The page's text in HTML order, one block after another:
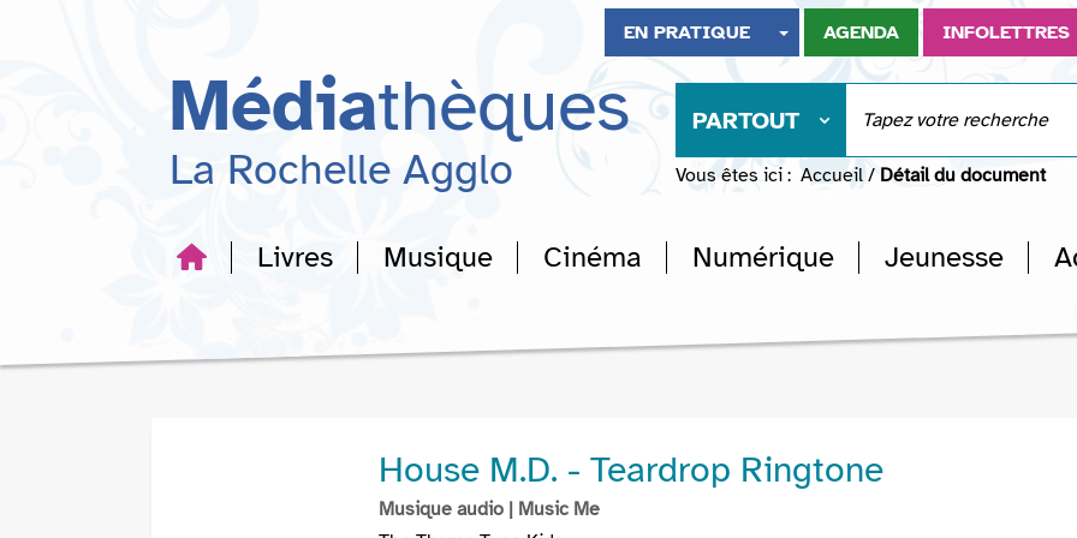
recherche
EN PRATIQUE AGENDA INFOLETTRES
Médiathèques
La Rochelle Agglo
PARTOUT
Vous êtes ici : Accueil / Détail du document
Livres Musique Cinéma Numérique Jeunesse
House M.D. - Teardrop Ringtone
Musique audio | Music Me